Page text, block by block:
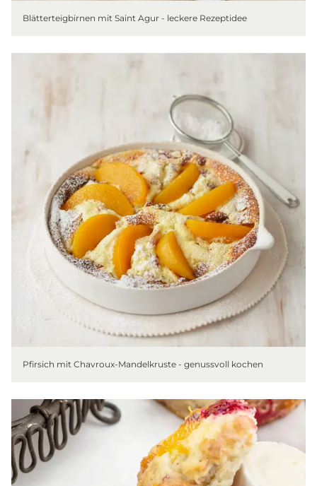
Blätterteigbirnen mit Saint Agur - leckere Rezeptidee
Pfirsich mit Chavroux-Mandelkruste - genussvoll kochen